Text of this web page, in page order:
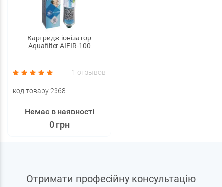
Картридж іонізатор
Aquafilter AIFIR-100
1 отзывов
код товару 2368
0 грн
Немає в наявності
Отримати професійну консультацію